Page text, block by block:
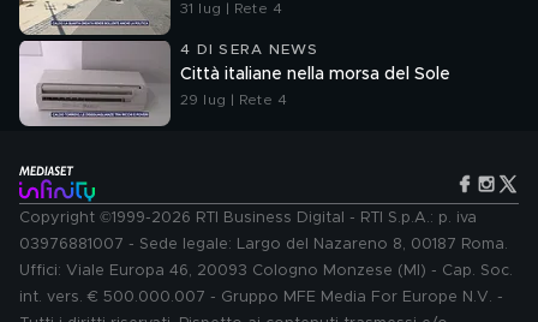
31 lug | Rete 4
4 DI SERA NEWS
Città italiane nella morsa del Sole
29 lug | Rete 4
Copyright ©1999-2026 RTI Business Digital - RTI S.p.A.: p. iva
03976881007 - Sede legale: Largo del Nazareno 8, 00187 Roma.
Uffici: Viale Europa 46, 20093 Cologno Monzese (MI) - Cap. Soc.
int. vers. € 500.000.007 - Gruppo MFE Media For Europe N.V. -